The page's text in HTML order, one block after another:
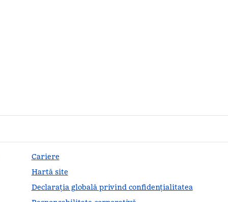
Cariere
Hartă site
Declarația globală privind confidenţialitatea